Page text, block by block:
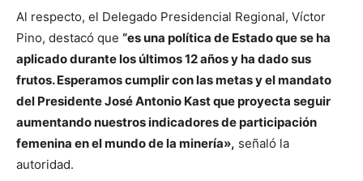
Al respecto, el Delegado Presidencial Regional, Víctor
Pino, destacó que “es una política de Estado que se ha
aplicado durante los últimos 12 años y ha dado sus
frutos. Esperamos cumplir con las metas y el mandato
del Presidente José Antonio Kast que proyecta seguir
aumentando nuestros indicadores de participación
femenina en el mundo de la minería», señaló la
autoridad.